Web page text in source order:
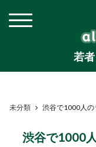
若
未分類
渋谷で1000